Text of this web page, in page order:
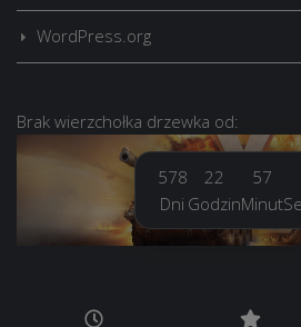
WordPress.org
Brak wierzchołka drzewka od:
578
Dni
22
Godzin
57
Minut